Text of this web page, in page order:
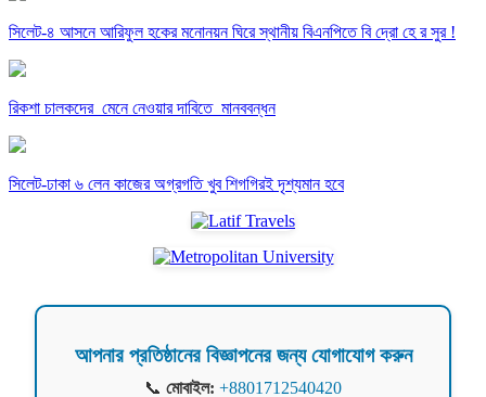
সিলেট-৪ আসনে আরিফুল হকের মনোনয়ন ঘিরে স্থানীয় বিএনপিতে বি দ্রো হে র সুর !
রিকশা চালকদের মেনে নেওয়ার দাবিতে মানববন্ধন
সিলেট-ঢাকা ৬ লেন কাজের অগ্রগতি খুব শিগগিরই দৃশ্যমান হবে
আপনার প্রতিষ্ঠানের বিজ্ঞাপনের জন্য যোগাযোগ করুন
📞 মোবাইল: +8801712540420